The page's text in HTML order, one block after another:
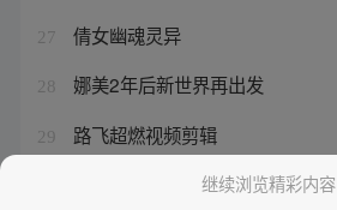
27 倩女幽魂灵异
28 娜美2年后新世界再出发
29 路飞超燃视频剪辑
海贼王特别篇什么时候出继续浏览精彩内容